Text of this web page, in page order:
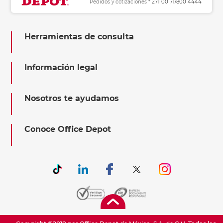
Pedidos y cotizaciones * 271 00 71/800 4444
Herramientas de consulta
Información legal
Nosotros te ayudamos
Conoce Office Depot